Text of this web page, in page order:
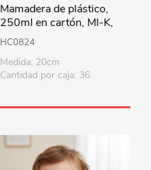
Mamadera de plástico,
250ml en cartón, MI-K,
varios diseños
HC0824
Medida: 20cm
Cantidad por caja: 36